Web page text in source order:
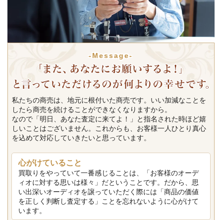
-Message-
私たちの商売は、地元に根付いた商売です。いい加減なことを
したら商売を続けることができなくなりますから。
なので「明日、あなた査定に来てよ！」と指名された時ほど嬉
しいことはございません。これからも、お客様一人ひとり真心
を込めて対応していきたいと思っています。
心がけていること
買取りをやっていて一番感じることは、「お客様のオーデ
ィオに対する思いは様々」だということです。だから、思
い出深いオーディオを譲っていただく際には「商品の価値
を正しく判断し査定する」ことを忘れないように心がけて
います。